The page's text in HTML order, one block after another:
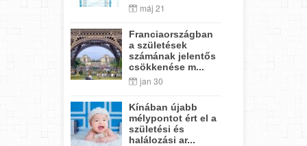
máj 21
Franciaországban
a születések
számának jelentős
csökkenése m...
jan 30
Kínában újabb
mélypontot ért el a
születési és
halálozási ar...